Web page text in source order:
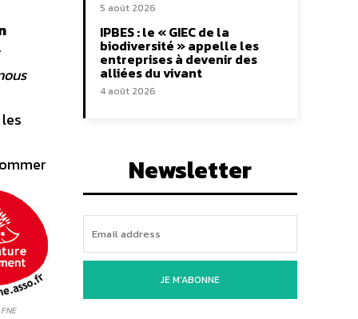
5 août 2026
IPBES : le « GIEC de la
biodiversité » appelle les
entreprises à devenir des
alliées du vivant
4 août 2026
Newsletter
JE M'ABONNE